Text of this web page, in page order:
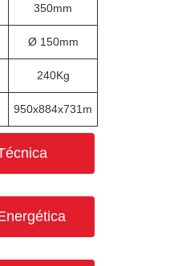
350mm
Ø 150mm
240Kg
950x884x731m